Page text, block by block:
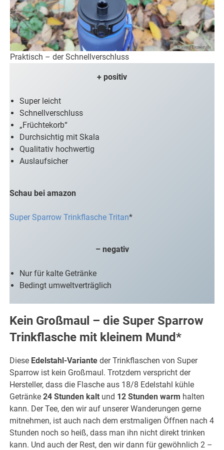
Praktisch – der Schnellverschluss
+ positiv
Super leicht
Schnellverschluss
„Früchtekorb“
Durchsichtig mit Skala
Qualitativ hochwertig
Auslaufsicher
Schau bei amazon
Super Sparrow Trinkflasche Tritan*
– negativ
Nur für kalte Getränke
Bedingt umweltverträglich
Kein Großmaul – die Super Sparrow
Trinkflasche mit kleinem Mund*
Diese Edelstahl-Variante der Trinkflaschen von Super
Sparrow ist kein Großmaul. Trotzdem verspricht der
Hersteller, dass die Flasche aus 18/8 Edelstahl kühle
Getränke24 Stunden kalt und 12 Stunden warm halten
kann. Der Tee, den wir auf unserer Wanderungen gerne
mitnehmen, ist auch nach dem erstmaligen Öffnen nach 4
Stunden noch so heiß, dass man ihn nicht direkt trinken
kann. Und auch der Rest, den wir dann für gewöhnlich 2 –